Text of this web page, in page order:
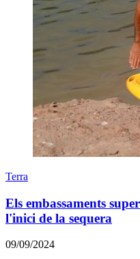
Terra
Els embassaments
l'inici de la sequera
09/09/2024